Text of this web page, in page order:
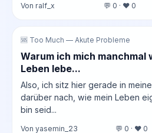
Von ralf_x 💬 0 · ❤️ 0
🆘 Too Much — Akute Probleme
Warum ich mich manchmal
Leben lebe...
Also, ich sitz hier gerade in
darüber nach, wie mein Leben
bin seid...
Von yasemin_23 💬 0 · ❤️ 0